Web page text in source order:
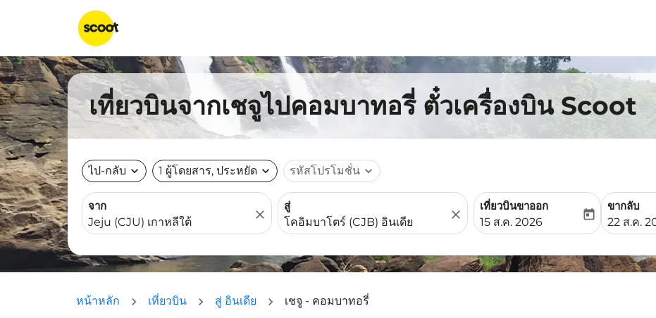
เที่ยวบินจากเชจูไปคอมบาทอรี่ ตั๋วเครื่องบิน Scoot
ไป-กลับ expand_more 1 ผู้โดยสาร, ประหยัด expand_more รหัสโปรโมชั่น expand_more
จาก
close
สู่
close
เที่ยวบินขาออก
fc-booking-departure-date-
15 ส.ค. 2026
today
ขากลับ
fc-
22 ส.ค.
หน้าหลัก เที่ยวบิน สู่ อินเดีย เชจู - คอมบาทอรี่